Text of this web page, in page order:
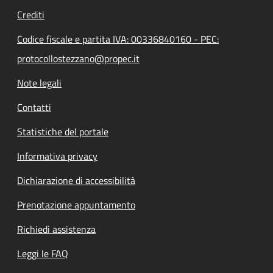
Crediti
Codice fiscale e partita IVA: 00336840160 - PEC:
protocollostezzano@propec.it
Note legali
Contatti
Statistiche del portale
Informativa privacy
Dichiarazione di accessibilità
Prenotazione appuntamento
Richiedi assistenza
Leggi le FAQ